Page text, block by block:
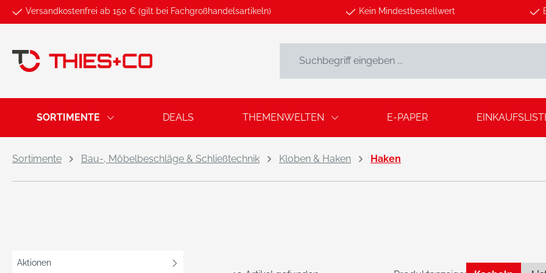
Zur Hauptnavigation springen
Versandkostenfrei ab 150 € (gilt bei Fachgroßhandelsartikeln) Kein Mindestbestellwert
SORTIMENTE DEALS THEMENWELTEN E-PAPER
Sortimente Bau-, Möbelbeschläge & Schließtechnik Kloben & Haken Haken
Aktionen